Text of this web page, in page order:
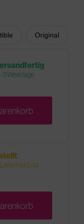
Original
3 Werktage
5-14